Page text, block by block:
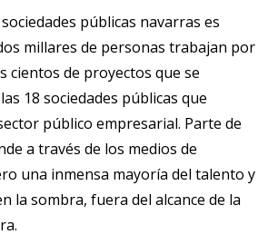
públicas navarras es
millares de personas trabajan por
cientos de proyectos que se
18 sociedades públicas que
público empresarial. Parte de
a través de los medios de
una inmensa mayoría del talento y
la sombra, fuera del alcance de la